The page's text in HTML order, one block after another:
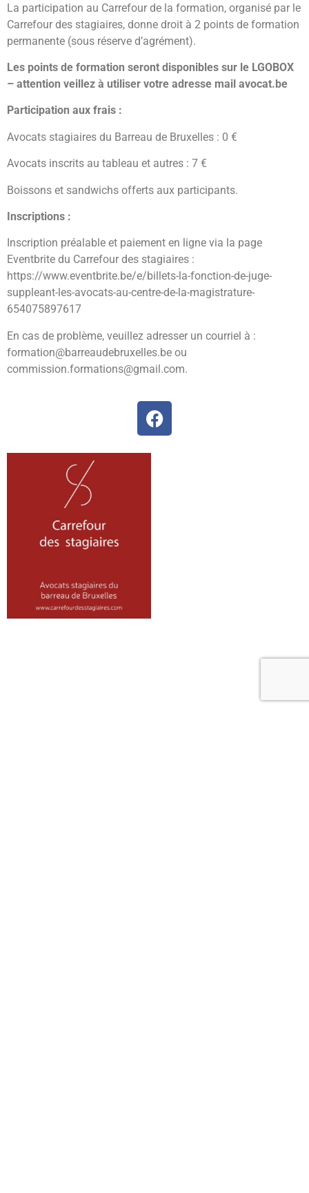
La participation au Carrefour de la formation, organisé par le
Carrefour des stagiaires, donne droit à 2 points de formation
permanente (sous réserve d’agrément).
L es points de formation seront disponibles sur le LGOBOX
– attention veillez à utiliser votre adresse mail avocat.be
Participation aux frais :
Avocats stagiaires du Barreau de Bruxelles : 0 €
Avocats inscrits au tableau et autres : 7 €
Boissons et sandwichs offerts aux participants.
Inscriptions :
Inscription préalable et paiement en ligne via la page
Eventbrite du Carrefour des stagiaires :
https://www.eventbrite.be/e/billets-la-fonction-de-juge-
suppleant-les-avocats-au-centre-de-la-magistrature-
654075897617
En cas de problème, veuillez adresser un courriel à :
formation@barreaudebruxelles.be ou
commission.formations@gmail.com.